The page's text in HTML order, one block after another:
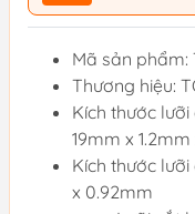
Mã sản phẩm:
Thương hiệu:
Kích thước
19mm x
Kích thước
x 0.92mm